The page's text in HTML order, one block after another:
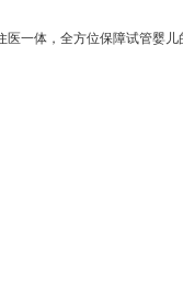
医一体，全方位保障试管婴儿